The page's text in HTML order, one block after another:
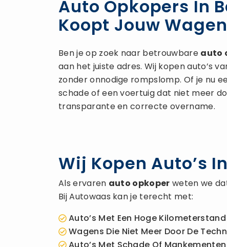
Auto Opkopers In
Koopt Jouw
Ben je op zoek naar betrouwbare auto
aan het juiste adres. Wij kopen auto’s
zonder onnodige rompslomp. Of je nu
schade of een voertuig dat niet meer
transparante en correcte overname.
Wij Kopen Auto’s
Als ervaren auto opkoper weten we
Bij Autowaas kan je terecht met:
Auto’s Met Een Hoge Kilometerstand
Wagens Die Niet Meer Door De